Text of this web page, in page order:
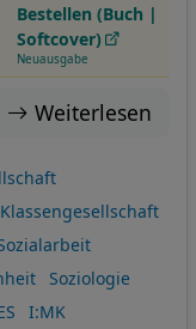
Bestellen (Buch |
Softcover)
Neuausgabe
Weiterlesen
Klassengesellschaft
Soziologie
I:MK